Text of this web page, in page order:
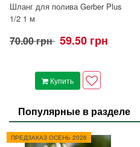
Шланг для полива Gerber Plus
1/2 1 м
70.00 грн 59.50 грн
Купить
Популярные в разделе
ПРЕДЗАКАЗ ОСЕНЬ 2026